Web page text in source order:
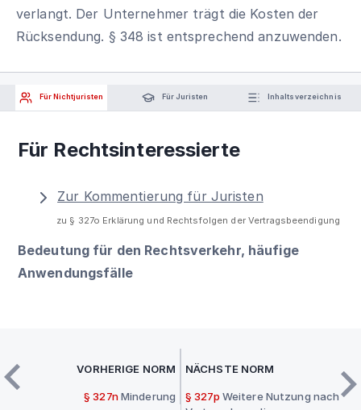
verlangt. Der Unternehmer trägt die Kosten der
Rücksendung. § 348 ist entsprechend anzuwenden.
Für Nichtjuristen Für Juristen Inhaltsverzeichnis
Für Rechtsinteressierte
Zur Kommentierung für Juristen
zu § 327o Erklärung und Rechtsfolgen der Vertragsbeendigung
Bedeutung für den Rechtsverkehr, häufige
Anwendungsfälle
VORHERIGE NORM
§ 327n Minderung
NÄCHSTE NORM
§ 327p Weitere Nutzung nach